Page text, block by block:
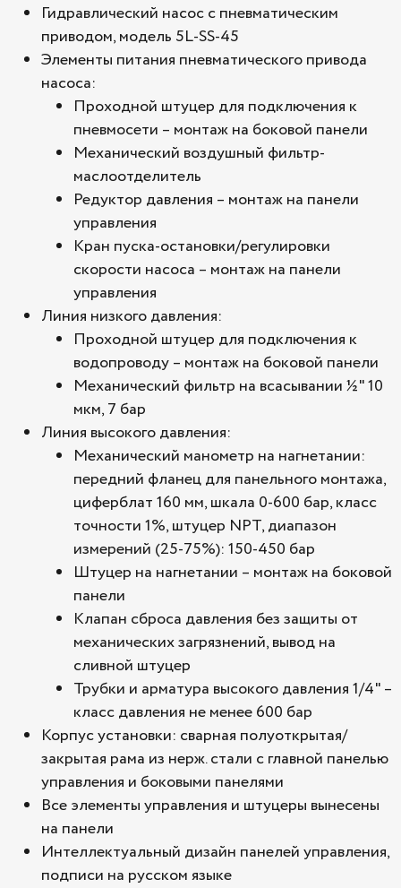
Гидравлический насос с пневматическим
приводом, модель 5L-SS-45
Элементы питания пневматического привода
насоса:
Проходной штуцер для подключения к
пневмосети – монтаж на боковой панели
Механический воздушный фильтр-
маслоотделитель
Редуктор давления – монтаж на панели
управления
Кран пуска-остановки/регулировки
скорости насоса – монтаж на панели
управления
Линия низкого давления:
Проходной штуцер для подключения к
водопроводу – монтаж на боковой панели
Механический фильтр на всасывании ½" 10
мкм, 7 бар
Линия высокого давления:
Механический манометр на нагнетании:
передний фланец для панельного монтажа,
циферблат 160 мм, шкала 0-600 бар, класс
точности 1%, штуцер NPT, диапазон
измерений (25-75%): 150-450 бар
Штуцер на нагнетании – монтаж на боковой
панели
Клапан сброса давления без защиты от
механических загрязнений, вывод на
сливной штуцер
Трубки и арматура высокого давления 1/4" –
класс давления не менее 600 бар
Корпус установки: сварная полуоткрытая/
закрытая рама из нерж. стали с главной панелью
управления и боковыми панелями
Все элементы управления и штуцеры вынесены
на панели
Интеллектуальный дизайн панелей управления,
подписи на русском языке